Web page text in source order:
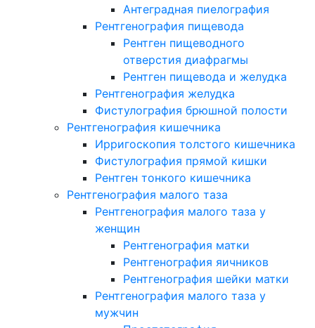
Антеградная пиелография
Рентгенография пищевода
Рентген пищеводного
отверстия диафрагмы
Рентген пищевода и желудка
Рентгенография желудка
Фистулография брюшной полости
Рентгенография кишечника
Ирригоскопия толстого кишечника
Фистулография прямой кишки
Рентген тонкого кишечника
Рентгенография малого таза
Рентгенография малого таза у
женщин
Рентгенография матки
Рентгенография яичников
Рентгенография шейки матки
Рентгенография малого таза у
мужчин